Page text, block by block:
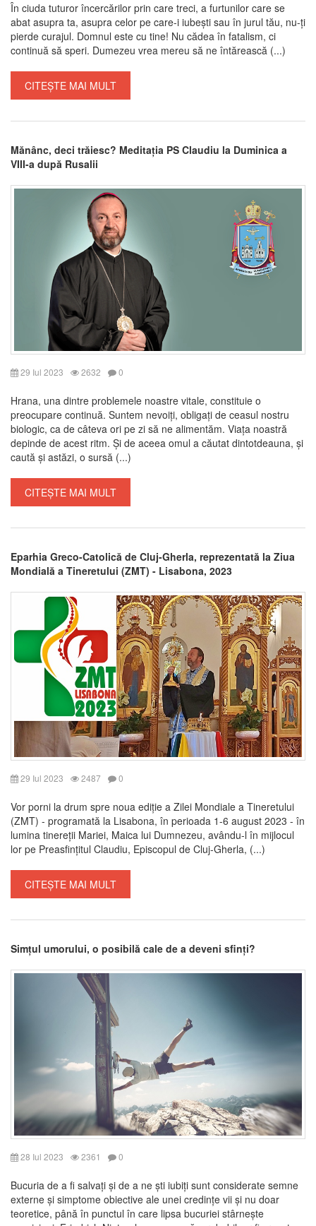
În ciuda tuturor încercărilor prin care treci, a furtunilor care se
abat asupra ta, asupra celor pe care-i iubești sau în jurul tău, nu-ți
pierde curajul. Domnul este cu tine! Nu cădea în fatalism, ci
continuă să speri. Dumezeu vrea mereu să ne întărească (...)
CITEȘTE MAI MULT
Mănânc, deci trăiesc? Meditația PS Claudiu la Duminica a
VIII-a după Rusalii
29 Iul 2023 2632 0
Hrana, una dintre problemele noastre vitale, constituie o
preocupare continuă. Suntem nevoiți, obligați de ceasul nostru
biologic, ca de câteva ori pe zi să ne alimentăm. Viața noastră
depinde de acest ritm. Și de aceea omul a căutat dintotdeauna, și
caută și astăzi, o sursă (...)
CITEȘTE MAI MULT
Eparhia Greco-Catolică de Cluj-Gherla, reprezentată la Ziua
Mondială a Tineretului (ZMT) - Lisabona, 2023
29 Iul 2023 2487 0
Vor porni la drum spre noua ediție a Zilei Mondiale a Tineretului
(ZMT) - programată la Lisabona, în perioada 1-6 august 2023 - în
lumina tinereții Mariei, Maica lui Dumnezeu, avându-l în mijlocul
lor pe Preasfințitul Claudiu, Episcopul de Cluj-Gherla, (...)
CITEȘTE MAI MULT
Simțul umorului, o posibilă cale de a deveni sfinți?
28 Iul 2023 2361 0
Bucuria de a fi salvați și de a ne ști iubiți sunt considerate semne
externe și simptome obiective ale unei credințe vii și nu doar
teoretice, până în punctul în care lipsa bucuriei stârnește